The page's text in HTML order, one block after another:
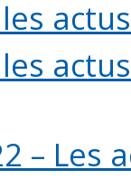
les
les
– Les